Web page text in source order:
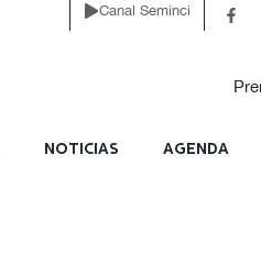
Canal Seminci
NOTICIAS AGENDA